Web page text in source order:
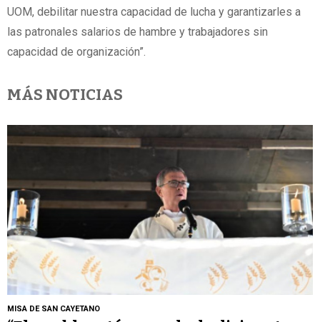
UOM, debilitar nuestra capacidad de lucha y garantizarles a
las patronales salarios de hambre y trabajadores sin
capacidad de organización”.
MÁS NOTICIAS
MISA DE SAN CAYETANO